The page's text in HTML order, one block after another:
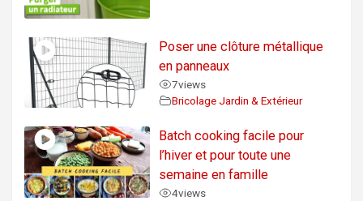
Poser une clôture métallique
en panneaux
7views
Bricolage Jardin & Extérieur
Batch cooking facile pour
l’hiver et pour toute une
semaine en famille
4views